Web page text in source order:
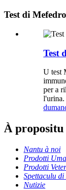
Test di
Test
U test
per a
l'urina.
À propositu
Nantu à noi
Prodotti
Prodotti
Spettaculu
Nutizie